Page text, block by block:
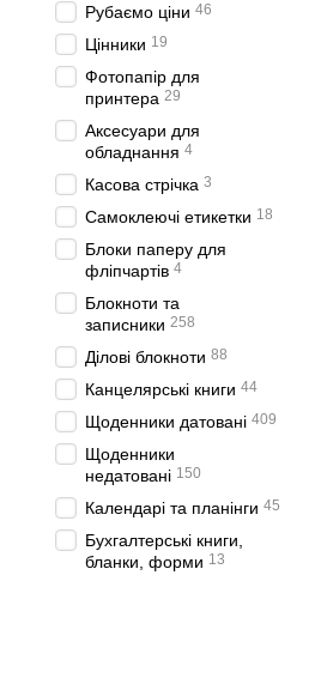
Рубаємо ціни 46
Цінники 19
Фотопапір для
принтера 29
Аксесуари для
обладнання 4
Касова стрічка 3
Самоклеючі етикетки 18
Блоки паперу для
фліпчартів 4
Блокноти та
записники 258
Ділові блокноти 88
Канцелярські книги 44
Щоденники датовані 409
Щоденники
недатовані 150
Календарі та планінги 45
Бухгалтерські книги,
бланки, форми 13